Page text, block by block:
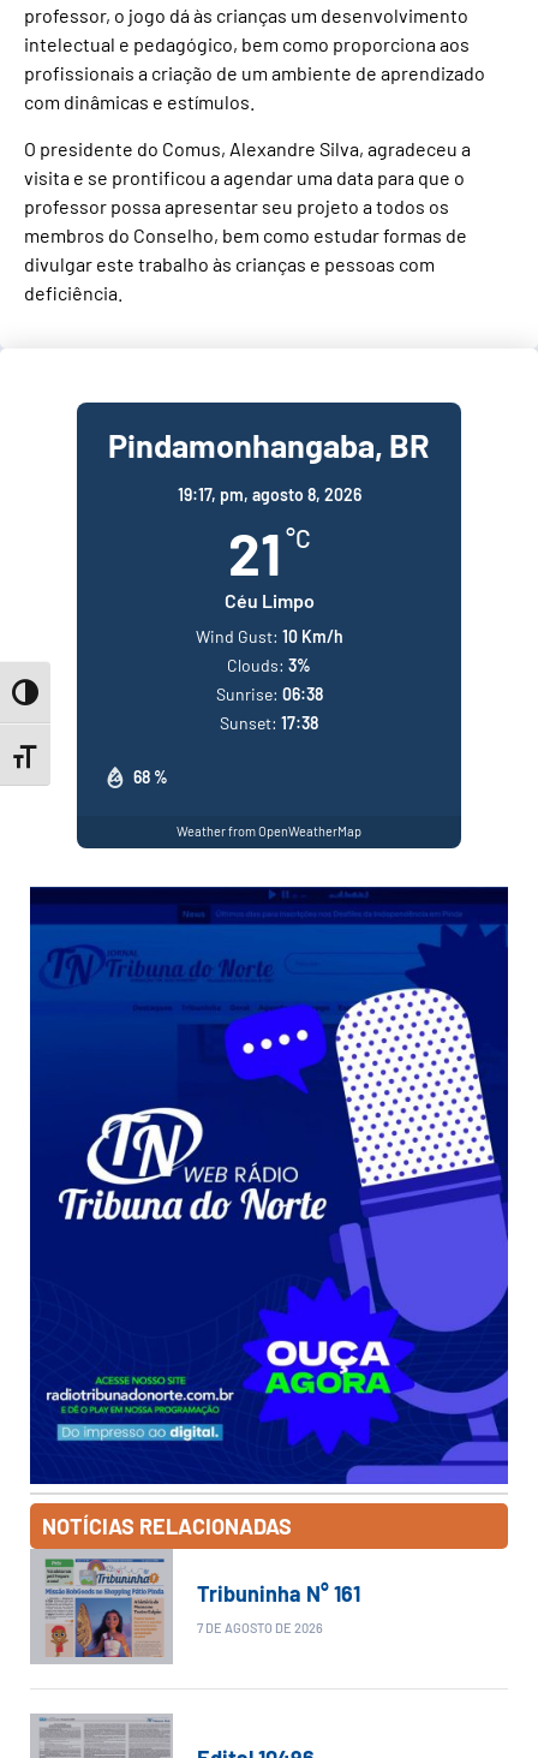
Toggle High Contrast
Toggle Font size
professor, o jogo dá às crianças um desenvolvimento
intelectual e pedagógico, bem como proporciona aos
profissionais a criação de um ambiente de aprendizado
com dinâmicas e estímulos.
O presidente do Comus, Alexandre Silva, agradeceu a
visita e se prontificou a agendar uma data para que o
professor possa apresentar seu projeto a todos os
membros do Conselho, bem como estudar formas de
divulgar este trabalho às crianças e pessoas com
deficiência.
Pindamonhangaba, BR
19:17, pm, agosto 8, 2026
21 °C
Céu Limpo
68 %
Wind Gust: 10 Km/h
Clouds: 3%
Sunrise: 06:38
Sunset: 17:38
Weather from OpenWeatherMap
NOTÍCIAS RELACIONADAS
Tribuninha N° 161
7 DE AGOSTO DE 2026